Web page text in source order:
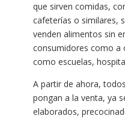
que sirven comidas,
cafeterías o similares,
venden alimentos sin
consumidores como a
como escuelas,
A partir de ahora,
pongan a la venta, ya
elaborados,